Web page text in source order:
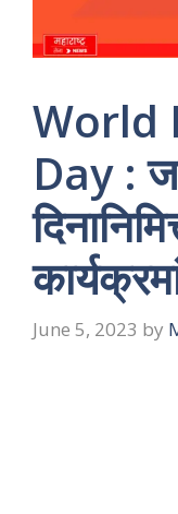
World
Day :
June 5, 2023 by